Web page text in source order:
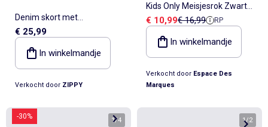
Denim skort met
asymmetrische sluiting aan
de voorkant
€ 25,99
In winkelmandje
Verkocht door ZIPPY
Kids Only Meisjesrok Zwart
Rain
Verkoopprijs
€ 10,99Referentieprijs
€ 16,99 RP
In winkelmandje
Verkocht door Espace Des
Marques
-30% 1/4 1/2